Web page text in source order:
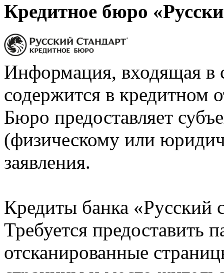
Кредитное бюро
Информация, входящая в
содержится в кредитном
Бюро предоставляет
(физическому или
заявления.
Кредиты банка «Русский
Требуется предоставить
отсканированные